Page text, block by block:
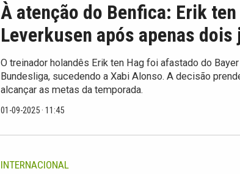
À atenção do Benfica: Erik
Leverkusen após apenas dois
O treinador holandês Erik ten Hag foi afastado do
Bundesliga, sucedendo a Xabi Alonso. A decisão
alcançar as metas da temporada.
01-09-2025 · 11:45
INTERNACIONAL